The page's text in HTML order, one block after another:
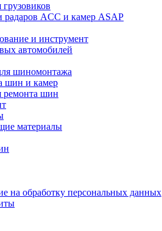
радаров ACC и камер ASAP
и инструмент
автомобилей
шиномонтажа
шин и камер
ремонта шин
материалы
на обработку персональных данных